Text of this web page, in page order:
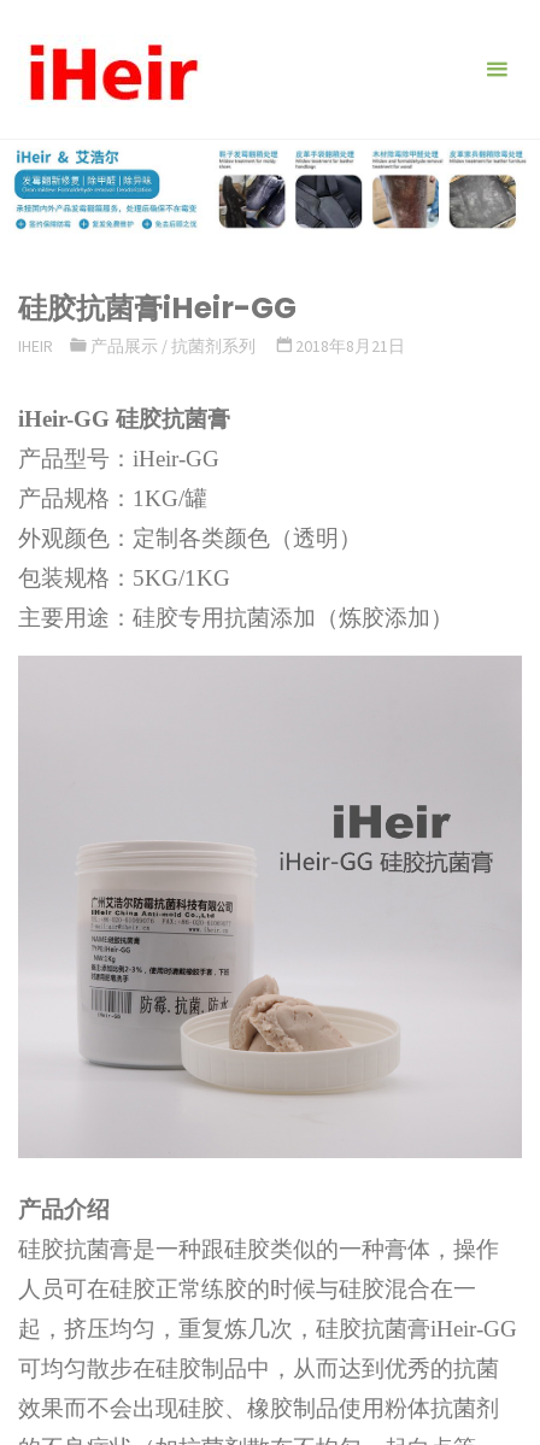
容。
硅胶抗菌膏iHeir-GG
IHEIR 产品展示 /抗菌剂系列 2018年8月21日
iHeir-GG 硅胶抗菌膏
产品型号：iHeir-GG
产品规格：1KG/罐
外观颜色：定制各类颜色（透明）
包装规格：5KG/1KG
主要用途：硅胶专用抗菌添加（炼胶添加）
产品介绍
硅胶抗菌膏是一种跟硅胶类似的一种膏体，操作
人员可在硅胶正常练胶的时候与硅胶混合在一
起，挤压均匀，重复炼几次，硅胶抗菌膏iHeir-GG
可均匀散步在硅胶制品中，从而达到优秀的抗菌
效果而不会出现硅胶、橡胶制品使用粉体抗菌剂